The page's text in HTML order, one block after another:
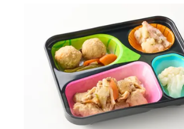
※メニューの補足
※ その他備考